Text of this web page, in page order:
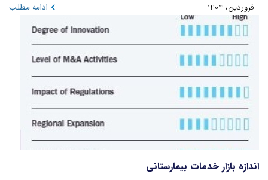
فروردین، 1404 ادامه مطلب
اندازه بازار خدمات بیمارستانی